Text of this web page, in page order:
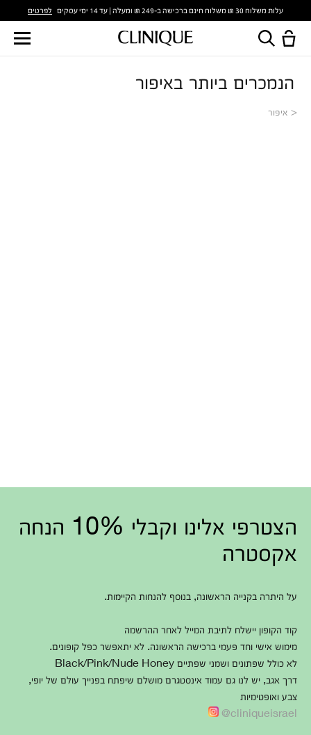
עלות משלוח 30 ₪ משלוח חינם ברכישה ב-249 ₪ ומעלה | עד 14 ימי עסקים לפרטים
הנמכרים ביותר באיפור
איפור
הצטרפי אלינו וקבלי 10% הנחה
אקסטרה
על היתרה בקנייה הראשונה, בנוסף להנחות הקיימות.
קוד הקופון יישלח לתיבת המייל לאחר ההרשמה
מימוש אישי וחד פעמי ברכישה הראשונה. לא יתאפשר כפל קופונים.
לא כולל שפתונים ושמני שפתיים Black/Pink/Nude Honey
דרך אגב, יש לנו גם עמוד אינסטגרם מושלם שיפתח בפנייך עולם של יופי,
צבע ואופטימיות
cliniqueisrael@